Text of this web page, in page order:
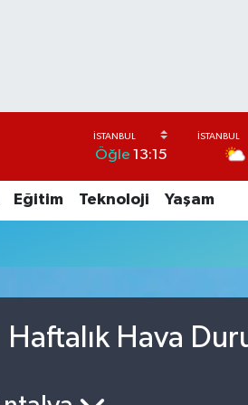
Öğle 13:15
Eğitim Teknoloji Yaşam
Haftalık Hava